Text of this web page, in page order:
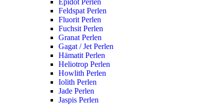
Epidot Perlen
Feldspat Perlen
Fluorit Perlen
Fuchsit Perlen
Granat Perlen
Gagat / Jet Perlen
Hämatit Perlen
Heliotrop Perlen
Howlith Perlen
Iolith Perlen
Jade Perlen
Jaspis Perlen